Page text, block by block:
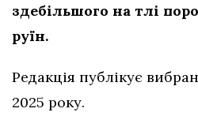
здебільшого на тлі
руїн.
Редакція публікує
2025 року.